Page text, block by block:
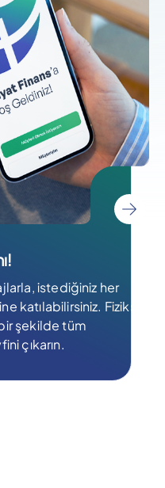
istediğiniz her
katılabilirsiniz. Fiziksel
şekilde tüm
çıkarın.